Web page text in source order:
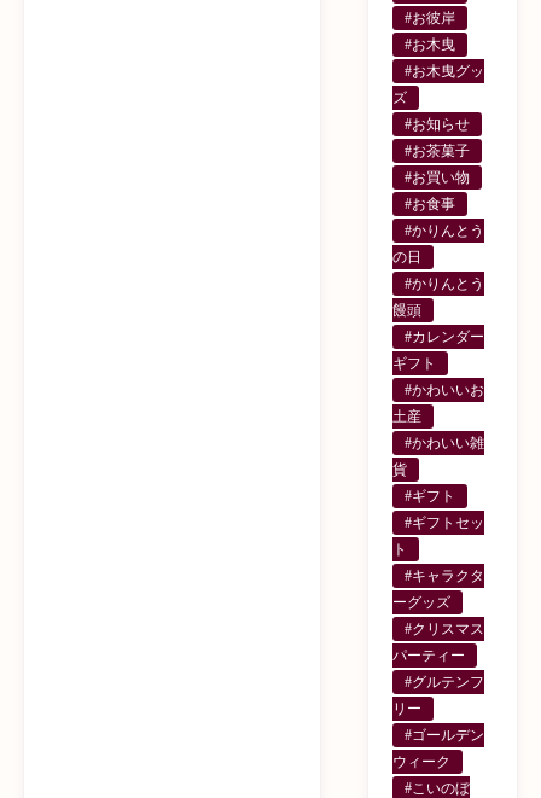
#お彼岸
#お木曳
#お木曳グッ
ズ
#お知らせ
#お茶菓子
#お買い物
#お食事
#かりんとう
の日
#かりんとう
饅頭
#カレンダー
ギフト
#かわいいお
土産
#かわいい雑
貨
#ギフト
#ギフトセッ
ト
#キャラクタ
ーグッズ
#クリスマス
パーティー
#グルテンフ
リー
#ゴールデン
ウィーク
#こいのぼ